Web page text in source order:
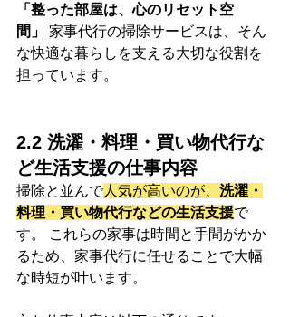
「整った部屋は、心のリセット空
間」
家事代行の掃除サービスは、そん
な快適な暮らしを支える大切な役割を
担っています。
2.2 洗濯・料理・買い物代行な
ど生活支援の仕事内容
掃除と並んで人気が高いのが、 洗濯・
料理・買い物代行などの生活支援で
す。 これらの家事は時間と手間がかか
るため、家事代行に任せることで大幅
な時短が叶います。